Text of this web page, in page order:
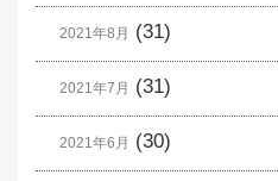
2021年8月 (31)
2021年7月 (31)
2021年6月 (30)